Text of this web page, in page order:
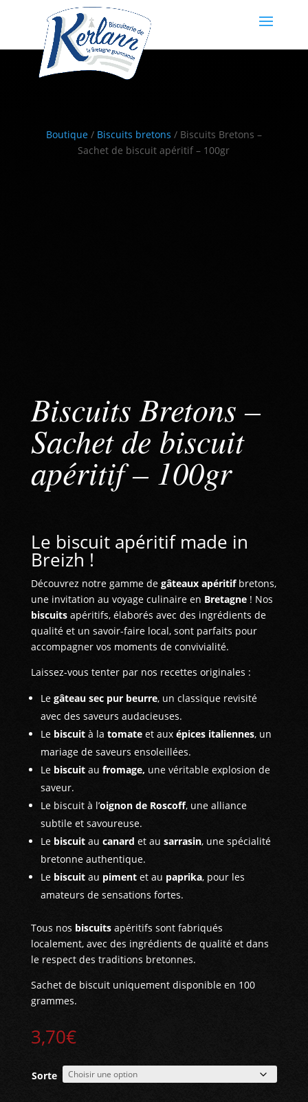
Boutique/ Biscuits bretons / Biscuits Bretons –
Sachet de biscuit apéritif – 100gr
Biscuits Bretons –
Sachet de biscuit
apéritif – 100gr
Le biscuit apéritif made in
Breizh !
Découvrez notre gamme de gâteaux apéritifbretons,
une invitation au voyage culinaire en Bretagne! Nos
biscuitsapéritifs, élaborés avec des ingrédients de
qualité et un savoir-faire local, sont parfaits pour
accompagner vos moments de convivialité.
Laissez-vous tenter par nos recettes originales :
Le gâteau sec pur beurre, un classique revisité
avec des saveurs audacieuses.
Le biscuità la tomateet aux épices italiennes, un
mariage de saveurs ensoleillées.
Le biscuitau fromage, une véritable explosion de
saveur.
Le biscuit à l’oignon de Roscoff, une alliance
subtile et savoureuse.
Le biscuitau canard et au sarrasin, une spécialité
bretonne authentique.
Le biscuitau pimentet au paprika, pour les
amateurs de sensations fortes.
Tous nos biscuitsapéritifs sont fabriqués
localement, avec des ingrédients de qualité et dans
le respect des traditions bretonnes.
Sachet de biscuit uniquement disponible en 100
grammes.
3,70€
Sorte